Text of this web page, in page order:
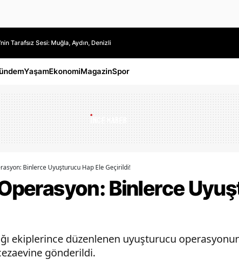
Tarafsız Sesi: Muğla, Aydın, Denizli
YaşamEkonomiMagazinSpor
Binlerce Uyuşturucu Hap Ele Geçirildi!
Binlerce
ekiplerince düzenlenen uyuşturucu
gönderildi.